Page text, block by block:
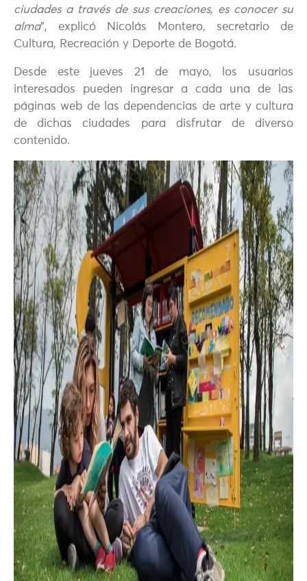
ciudades a través de sus creaciones, es conocer su
alma”, explicó Nicolás Montero, secretario de
Cultura, Recreación y Deporte de Bogotá.
Desde este jueves 21 de mayo, los usuarios
interesados pueden ingresar a cada una de las
páginas web de las dependencias de arte y cultura
de dichas ciudades para disfrutar de diverso
contenido.